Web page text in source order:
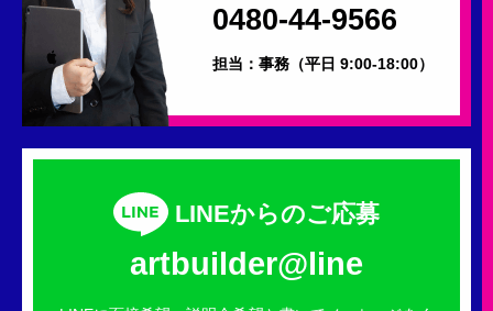
0480-44-9566
担当：事務 （平日 9:00-18:00）
LINEからのご応募
artbuilder@line